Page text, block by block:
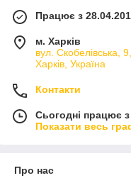
Працює з
м. Харків
вул. Скобелівська,
Харків, Україна
Контакти
Сьогодні працює
Показати весь
Про нас